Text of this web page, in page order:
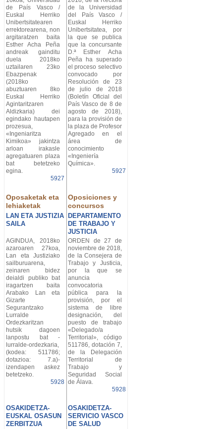
de País Vasco /
Euskal Herriko
Unibertsitatearen
errektorearena, non
argitaratzen baita
Esther Acha Peña
andreak gainditu
duela 2018ko
uztailaren 23ko
Ebazpenak
(2018ko
abuztuaren 8ko
Euskal Herriko
Agintaritzaren
Aldizkaria) dei
egindako hautapen
prozesua,
«Ingeniaritza
Kimikoa» jakintza
arloan irakasle
agregatuaren plaza
bat betetzeko
egina.
5927
de la Universidad
del País Vasco /
Euskal Herriko
Unibertsitatea, por
la que se publica
que la concursante
D.ª Esther Acha
Peña ha superado
el proceso selectivo
convocado por
Resolución de 23
de julio de 2018
(Boletín Oficial del
País Vasco de 8 de
agosto de 2018),
para la provisión de
la plaza de Profesor
Agregado en el
área de
conocimiento
«Ingeniería
Química».
5927
Oposaketak eta
lehiaketak
LAN ETA JUSTIZIA
SAILA
Oposiciones y
concursos
DEPARTAMENTO
DE TRABAJO Y
JUSTICIA
AGINDUA, 2018ko
azaroaren 27koa,
Lan eta Justiziako
sailburuarena,
zeinaren bidez
deialdi publiko bat
iragartzen baita
Arabako Lan eta
Gizarte
Segurantzako
Lurralde
Ordezkaritzan
hutsik dagoen
lanpostu bat -
lurralde-ordezkaria,
(kodea: 511786;
dotazioa: 7.a)-
izendapen askez
betetzeko.
5928
ORDEN de 27 de
noviembre de 2018,
de la Consejera de
Trabajo y Justicia,
por la que se
anuncia
convocatoria
pública para la
provisión, por el
sistema de libre
designación, del
puesto de trabajo
«Delegado/a
Territorial», código
511786, dotación 7,
de la Delegación
Territorial de
Trabajo y
Seguridad Social
de Álava.
5928
OSAKIDETZA-
EUSKAL OSASUN
ZERBITZUA
OSAKIDETZA-
SERVICIO VASCO
DE SALUD